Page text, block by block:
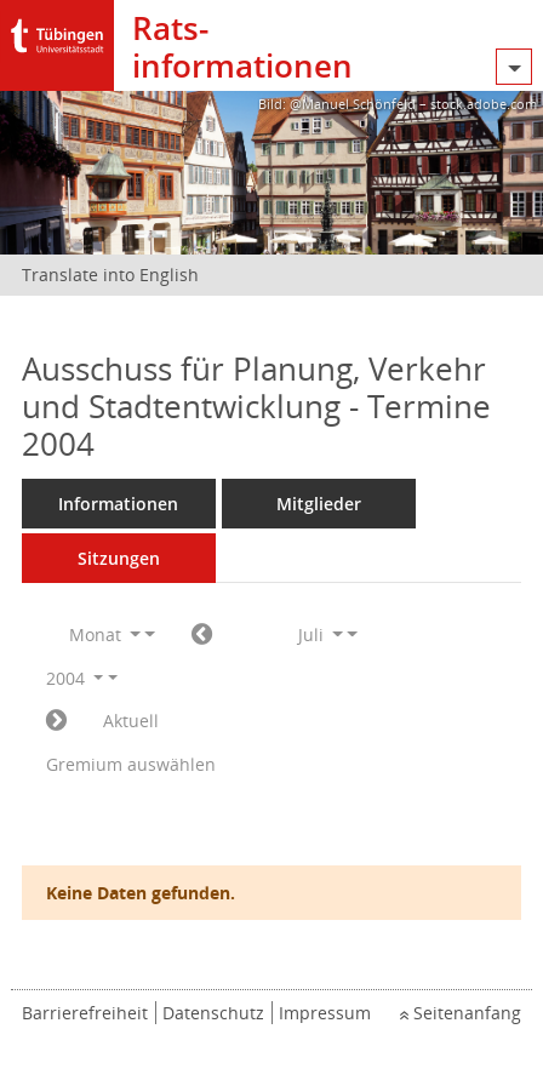
Rats­
informationen
Bild: @Manuel Schönfeld – stock.adobe.com
Translate into English
Ausschuss für Planung, Verkehr
und Stadtentwicklung - Termine
2004
Informationen Mitglieder
Sitzungen
Monat
Juli
2004
Aktuell
Gremium auswählen
Keine Daten gefunden.
Barrierefreiheit Datenschutz Impressum Seitenanfang